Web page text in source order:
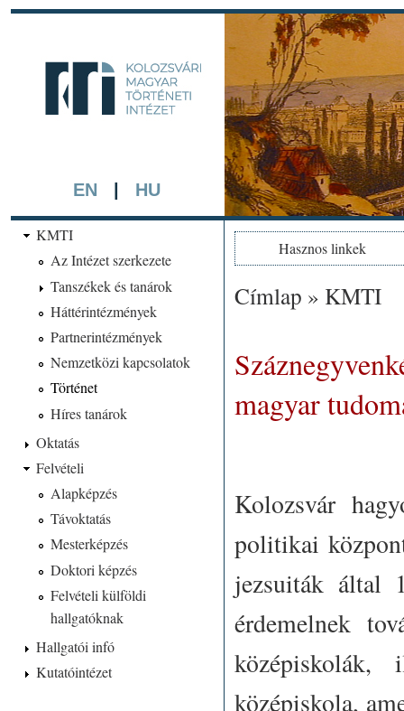
EN HU
A háttérben részlet a
készített színezett
KMTI
Az Intézet szerkezete
Tanszékek és tanárok
Háttérintézmények
Partnerintézmények
Nemzetközi kapcsolatok
Történet
Híres tanárok
Oktatás
Felvételi
Alapképzés
Távoktatás
Mesterképzés
Doktori képzés
Felvételi külföldi
hallgatóknak
Hallgatói infó
Kutatóintézet
Hasznos linkek
Jelenlegi hely
Címlap » KMTI
magyar
Kolozsvár
politikai
jezsuiták által
érdemelnek
középiskola,